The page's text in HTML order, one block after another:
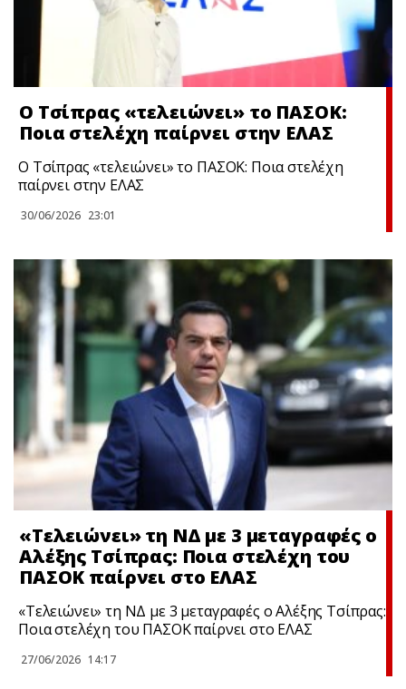
Ο Τσίπρας «τελειώνει» το ΠΑΣΟΚ:
Ποια στελέχη παίρνει στην ΕΛΑΣ
Ο Τσίπρας «τελειώνει» το ΠΑΣΟΚ: Ποια στελέχη
παίρνει στην ΕΛΑΣ
30/06/2026 23:01
«Τελειώνει» τη ΝΔ με 3 μεταγραφές ο
Αλέξης Τσίπρας: Ποια στελέχη του
ΠΑΣΟΚ παίρνει στο ΕΛΑΣ
«Τελειώνει» τη ΝΔ με 3 μεταγραφές ο Αλέξης Τσίπρας:
Ποια στελέχη του ΠΑΣΟΚ παίρνει στο ΕΛΑΣ
27/06/2026 14:17